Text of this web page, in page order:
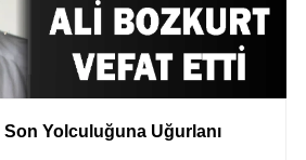
Son Yolculuğuna Uğurlanı